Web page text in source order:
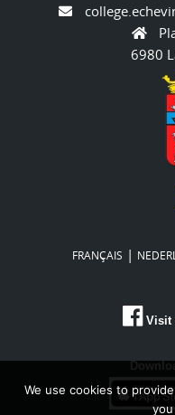
We use cookies to
6980
FRANÇAIS |
Visit